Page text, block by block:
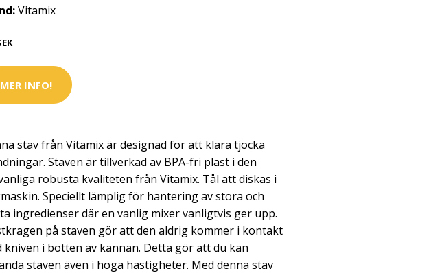
Vitamix
MER INFO!
stav från Vitamix är designad för att klara tjocka
Staven är tillverkad av BPA-fri plast i den
robusta kvaliteten från Vitamix. Tål att diskas i
Speciellt lämplig för hantering av stora och
ingredienser där en vanlig mixer vanligtvis ger upp.
på staven gör att den aldrig kommer i kontakt
kniven i botten av kannan. Detta gör att du kan
staven även i höga hastigheter. Med denna stav